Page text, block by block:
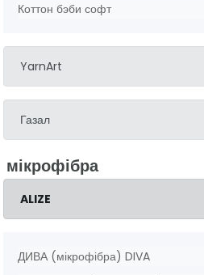
Коттон бэби софт
YarnArt
Газал
мікрофібра
ALIZE
ДИВА (мікрофібра) DIVA